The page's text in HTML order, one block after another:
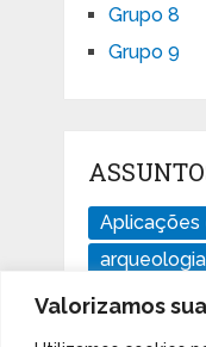
Valorizamos
Grupo 8
Grupo 9
Aplicações
arqueologia
divertido